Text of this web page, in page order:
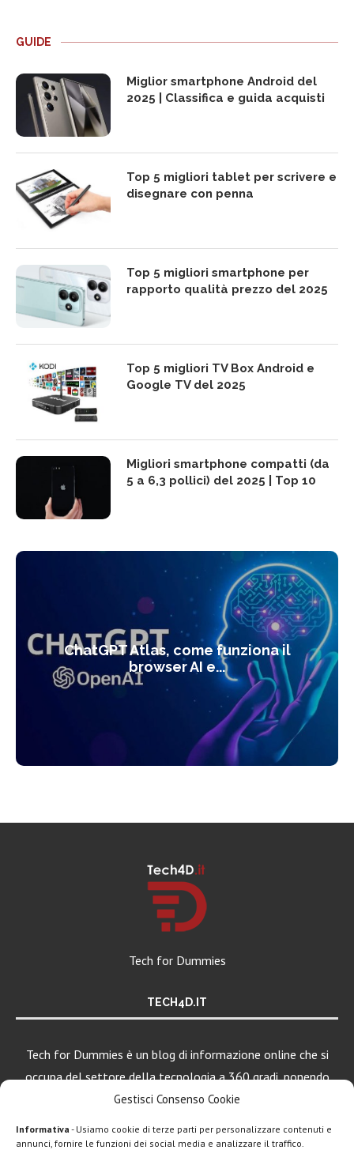
Gestisci Consenso Cookie
Informativa - Usiamo cookie di terze parti per personalizzare contenuti e
annunci, fornire le funzioni dei social media e analizzare il traffico.
GUIDE
Miglior smartphone Android del
2025 | Classifica e guida acquisti
Top 5 migliori tablet per scrivere e
disegnare con penna
Top 5 migliori smartphone per
rapporto qualità prezzo del 2025
Top 5 migliori TV Box Android e
Google TV del 2025
Migliori smartphone compatti (da
5 a 6,3 pollici) del 2025 | Top 10
ChatGPT Atlas, come funziona il
browser AI e...
Tech for Dummies
TECH4D.IT
Tech for Dummies è un blog di informazione online che si
occupa del settore della tecnologia a 360 gradi, ponendo
una particolare attenzione al mondo Android, Apple e